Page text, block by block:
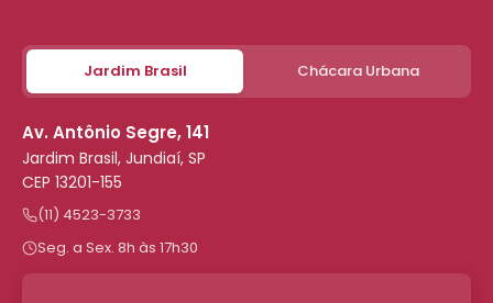
Jardim Brasil Chácara Urbana
Av. Antônio Segre, 141
Jardim Brasil, Jundiaí, SP
CEP 13201-155
(11) 4523-3733
Seg. a Sex. 8h às 17h30